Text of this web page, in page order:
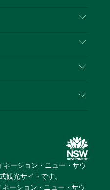
レ
ト
ー・サウス・ウェール
ーション・ニュー・サウ
観光サイトです。
ネーション・ニュー・サウ